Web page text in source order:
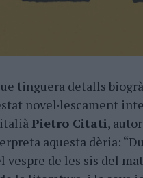
tinguera detalls
novel·lescament
Pietro Citati,
aquesta dèria:
vespre de les sis del